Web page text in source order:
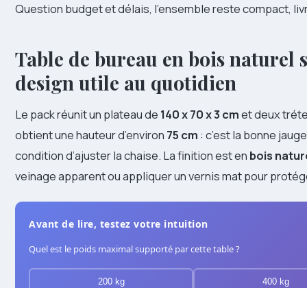
Question budget et délais, l’ensemble reste compact,
Table de bureau en bois naturel
design utile au quotidien
Le pack réunit un plateau de 140 x 70 x 3 cmet deux
obtient une hauteur d’environ 75 cm : c’est la bonne
condition d’ajuster la chaise. La finition est en bois
veinage apparent ou appliquer un vernis mat pour
Avant de lire, testez votre intuition
Quel est le poids maximal supporté par cette table ?
200 kg 400 kg